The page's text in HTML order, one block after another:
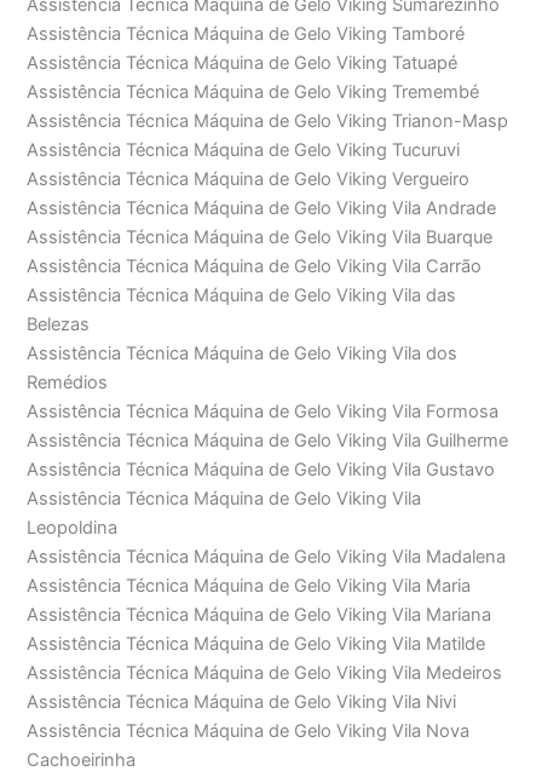
Assistência Técnica Máquina de Gelo Viking Sumarezinho
Assistência Técnica Máquina de Gelo Viking Tamboré
Assistência Técnica Máquina de Gelo Viking Tatuapé
Assistência Técnica Máquina de Gelo Viking Tremembé
Assistência Técnica Máquina de Gelo Viking Trianon-Masp
Assistência Técnica Máquina de Gelo Viking Tucuruvi
Assistência Técnica Máquina de Gelo Viking Vergueiro
Assistência Técnica Máquina de Gelo Viking Vila Andrade
Assistência Técnica Máquina de Gelo Viking Vila Buarque
Assistência Técnica Máquina de Gelo Viking Vila Carrão
Assistência Técnica Máquina de Gelo Viking Vila das
Belezas
Assistência Técnica Máquina de Gelo Viking Vila dos
Remédios
Assistência Técnica Máquina de Gelo Viking Vila Formosa
Assistência Técnica Máquina de Gelo Viking Vila Guilherme
Assistência Técnica Máquina de Gelo Viking Vila Gustavo
Assistência Técnica Máquina de Gelo Viking Vila
Leopoldina
Assistência Técnica Máquina de Gelo Viking Vila Madalena
Assistência Técnica Máquina de Gelo Viking Vila Maria
Assistência Técnica Máquina de Gelo Viking Vila Mariana
Assistência Técnica Máquina de Gelo Viking Vila Matilde
Assistência Técnica Máquina de Gelo Viking Vila Medeiros
Assistência Técnica Máquina de Gelo Viking Vila Nivi
Assistência Técnica Máquina de Gelo Viking Vila Nova
Cachoeirinha